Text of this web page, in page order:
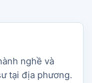
nghề và
tại địa phương.